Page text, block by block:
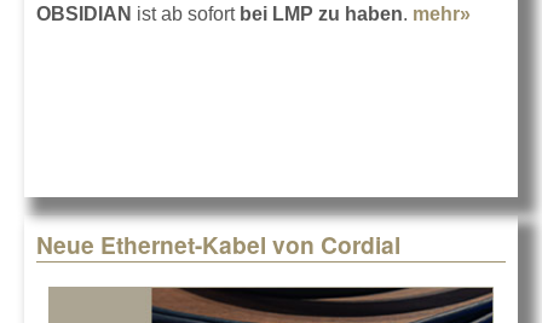
OBSIDIAN ist ab sofort bei LMP zu haben. mehr»
Neue Ethernet-Kabel von Cordial